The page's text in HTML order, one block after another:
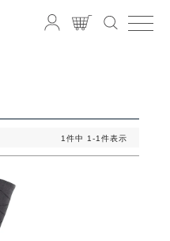
1件中 1-1件表示